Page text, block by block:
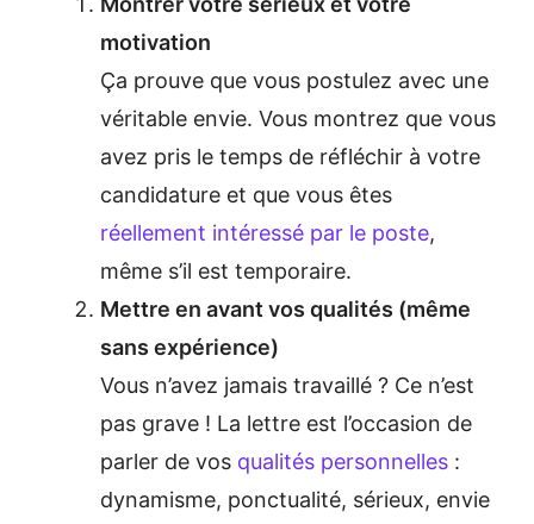
motivation
Ça prouve que vous postulez avec une
véritable envie. Vous montrez que vous
avez pris le temps de réfléchir à votre
candidature et que vous êtes
réellement intéressé par le poste,
même s’il est temporaire.
Mettre en avant vos qualités (même
sans expérience)
Vous n’avez jamais travaillé ? Ce n’est
pas grave ! La lettre est l’occasion de
parler de vos qualités personnelles :
dynamisme, ponctualité, sérieux, envie